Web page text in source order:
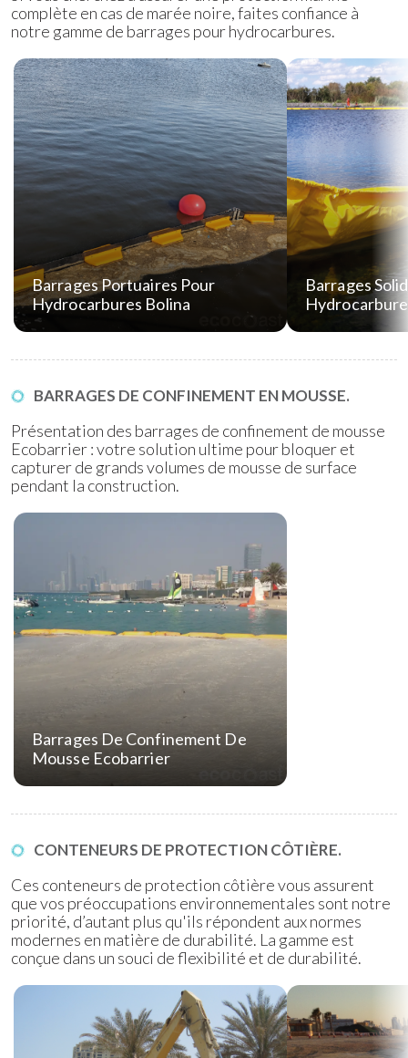
complète en cas de marée noire, faites confiance à
notre gamme de barrages pour hydrocarbures.
Barrages Portuaires Pour
Hydrocarbures Bolina
Barrages
BARRAGES DE CONFINEMENT EN MOUSSE.
Présentation des barrages de confinement de mousse
Ecobarrier : votre solution ultime pour bloquer et
capturer de grands volumes de mousse de surface
pendant la construction.
Barrages De Confinement De
Mousse Ecobarrier
CONTENEURS DE PROTECTION CÔTIÈRE.
Ces conteneurs de protection côtière vous assurent
que vos préoccupations environnementales sont notre
priorité, d’autant plus qu'ils répondent aux normes
modernes en matière de durabilité. La gamme est
conçue dans un souci de flexibilité et de durabilité.